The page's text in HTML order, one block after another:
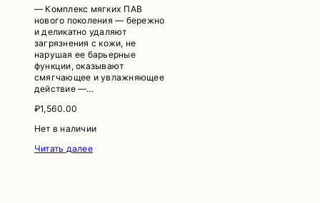
— Комплекс мягких ПАВ
нового поколения — бережно
и деликатно удаляют
загрязнения с кожи, не
нарушая ее барьерные
функции, оказывают
смягчающее и увлажняющее
действие —…
₽1,560.00
Нет в наличии
Читать далее